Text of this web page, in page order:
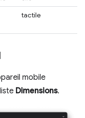
tactile
mobile
Dimensions.